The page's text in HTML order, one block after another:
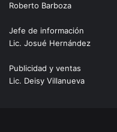
Roberto Barboza
Jefe de información
Lic. Josué Hernández
Publicidad y ventas
Lic. Deisy Villanueva